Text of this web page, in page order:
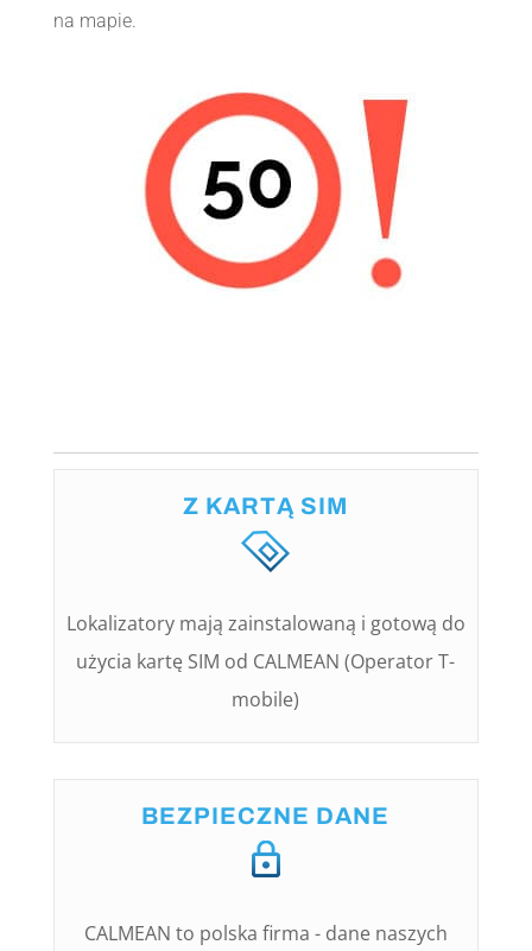
na mapie.
Z KARTĄ SIM
Lokalizatory mają zainstalowaną i gotową do
użycia kartę SIM od CALMEAN (Operator T-
mobile)
BEZPIECZNE DANE
CALMEAN to polska firma - dane naszych